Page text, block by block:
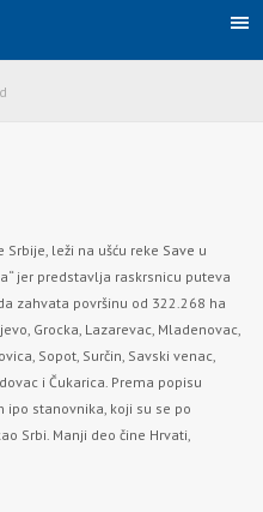
leži na ušću reke Save u
jer predstavlja raskrsnicu puteva
zahvata površinu od 322.268 ha
Grocka, Lazarevac, Mladenovac,
Sopot, Surčin, Savski venac,
i Čukarica. Prema popisu
stanovnika, koji su se po
Srbi. Manji deo čine Hrvati,